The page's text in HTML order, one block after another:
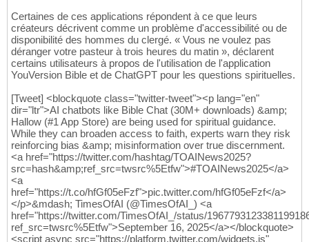
Certaines de ces applications répondent à ce que leurs
créateurs décrivent comme un problème d'accessibilité ou de
disponibilité des hommes du clergé. « Vous ne voulez pas
déranger votre pasteur à trois heures du matin », déclarent
certains utilisateurs à propos de l'utilisation de l'application
YouVersion Bible et de ChatGPT pour les questions spirituelles.
[Tweet] <blockquote class="twitter-tweet"><p lang="en"
dir="ltr">AI chatbots like Bible Chat (30M+ downloads) &amp;
Hallow (#1 App Store) are being used for spiritual guidance.
While they can broaden access to faith, experts warn they risk
reinforcing bias &amp; misinformation over true discernment.
<a href="https://twitter.com/hashtag/TOAINews2025?
src=hash&amp;ref_src=twsrc%5Etfw">#TOAINews2025</a>
<a
href="https://t.co/hfGf05eFzf">pic.twitter.com/hfGf05eFzf</a>
</p>&mdash; TimesOfAI (@TimesOfAI_) <a
href="https://twitter.com/TimesOfAI_/status/
ref_src=twsrc%5Etfw">September 16, 2025</a></blockquote>
<script async src="https://platform.twitter.com/widgets.js"